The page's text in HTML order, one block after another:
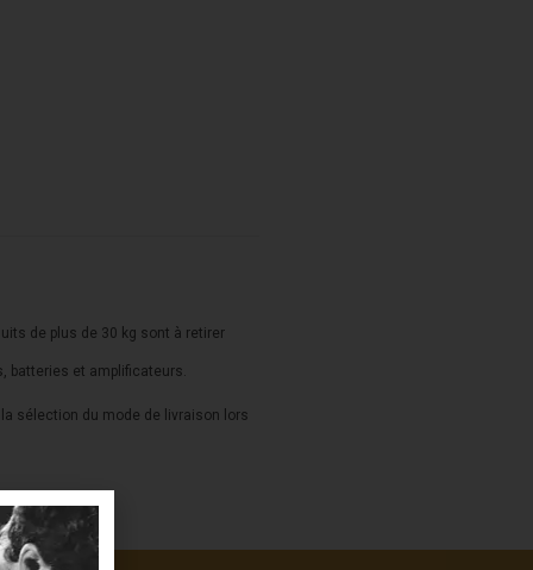
de plus de 30 kg sont à retirer
batteries et amplificateurs.
sélection du mode de livraison lors